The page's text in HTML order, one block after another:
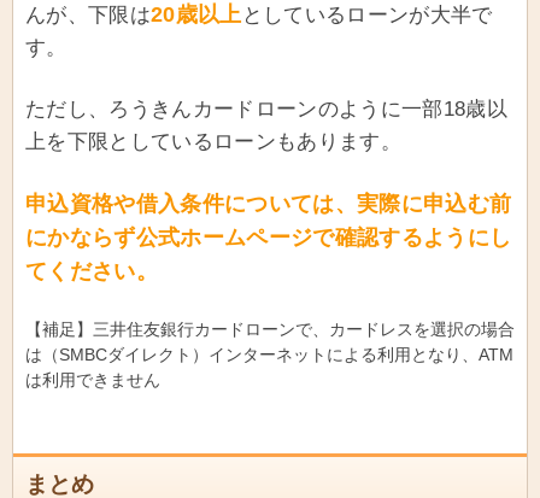
んが、下限は20歳以上 としているローンが大半で
す。
ただし、ろうきんカードローンのように一部18歳以
上を下限としているローンもあります。
申込資格や借入条件については、実際に申込む前
にかならず公式ホームページで確認するようにし
てください。
【補足】三井住友銀行カードローンで、カードレスを選択の場合
は（SMBCダイレクト）インターネットによる利用となり、ATM
は利用できません
まとめ